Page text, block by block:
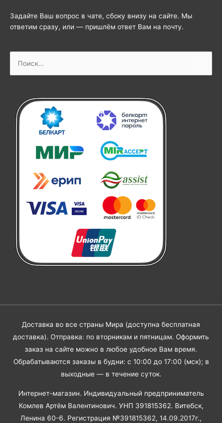
Задайте Ваш вопрос в чате, сбоку внизу на сайте. Мы
ответим сразу, или — пришлём ответ Вам на почту.
Доставка во все страны Мира (доступна бесплатная
доставка). Отправка: по вторникам и пятницам. Оформить
заказ на сайте можно в любое удобное Вам время.
Обрабатываются заказы в будни: с 10:00 до 17:00 (мск); в
выходные — в течение суток.
Интернет-магазин. Индивидуальный предприниматель
Комлев Артём Валентинович. УНП 391815362. Витебск,
Ленина 60-6. Регистрация №391815362, 14.09.2017г.,